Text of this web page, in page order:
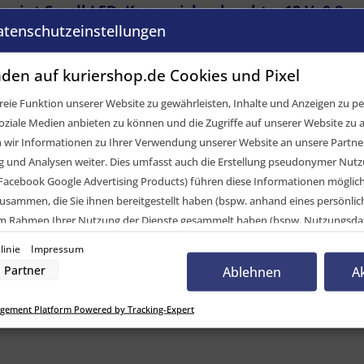
Small LED, Kennzeichenleuchte, 12 V, 0,8 m,
Systems GmbH
small
Click-System
Small LED, Kennzeichenleuchte, 12 V, 0,8
auf kuriershop.de Cookies und Pixel
Funktion unserer Website zu gewährleisten, Inhalte und Anzeigen zu
Medien anbieten zu können und die Zugriffe auf unserer Website zu
wir Informationen zu Ihrer Verwendung unserer Website an unsere
und Analysen weiter. Dies umfasst auch die Erstellung pseudonymer
Google Advertising Products) führen diese Informationen
die Sie ihnen bereitgestellt haben (bspw. anhand eines
Rahmen Ihrer Nutzung der Dienste gesammelt haben (bspw.
Button links unten klicken und dort die entsprechenden Anpassungen
durch unsere Partner:
Zugriff auf Informationen auf einem Endgerät
Daten zur Auswahl von Werbeanzeigen
Impressum
Partner Ablehnen
Platform Powered by Tracking-Expert